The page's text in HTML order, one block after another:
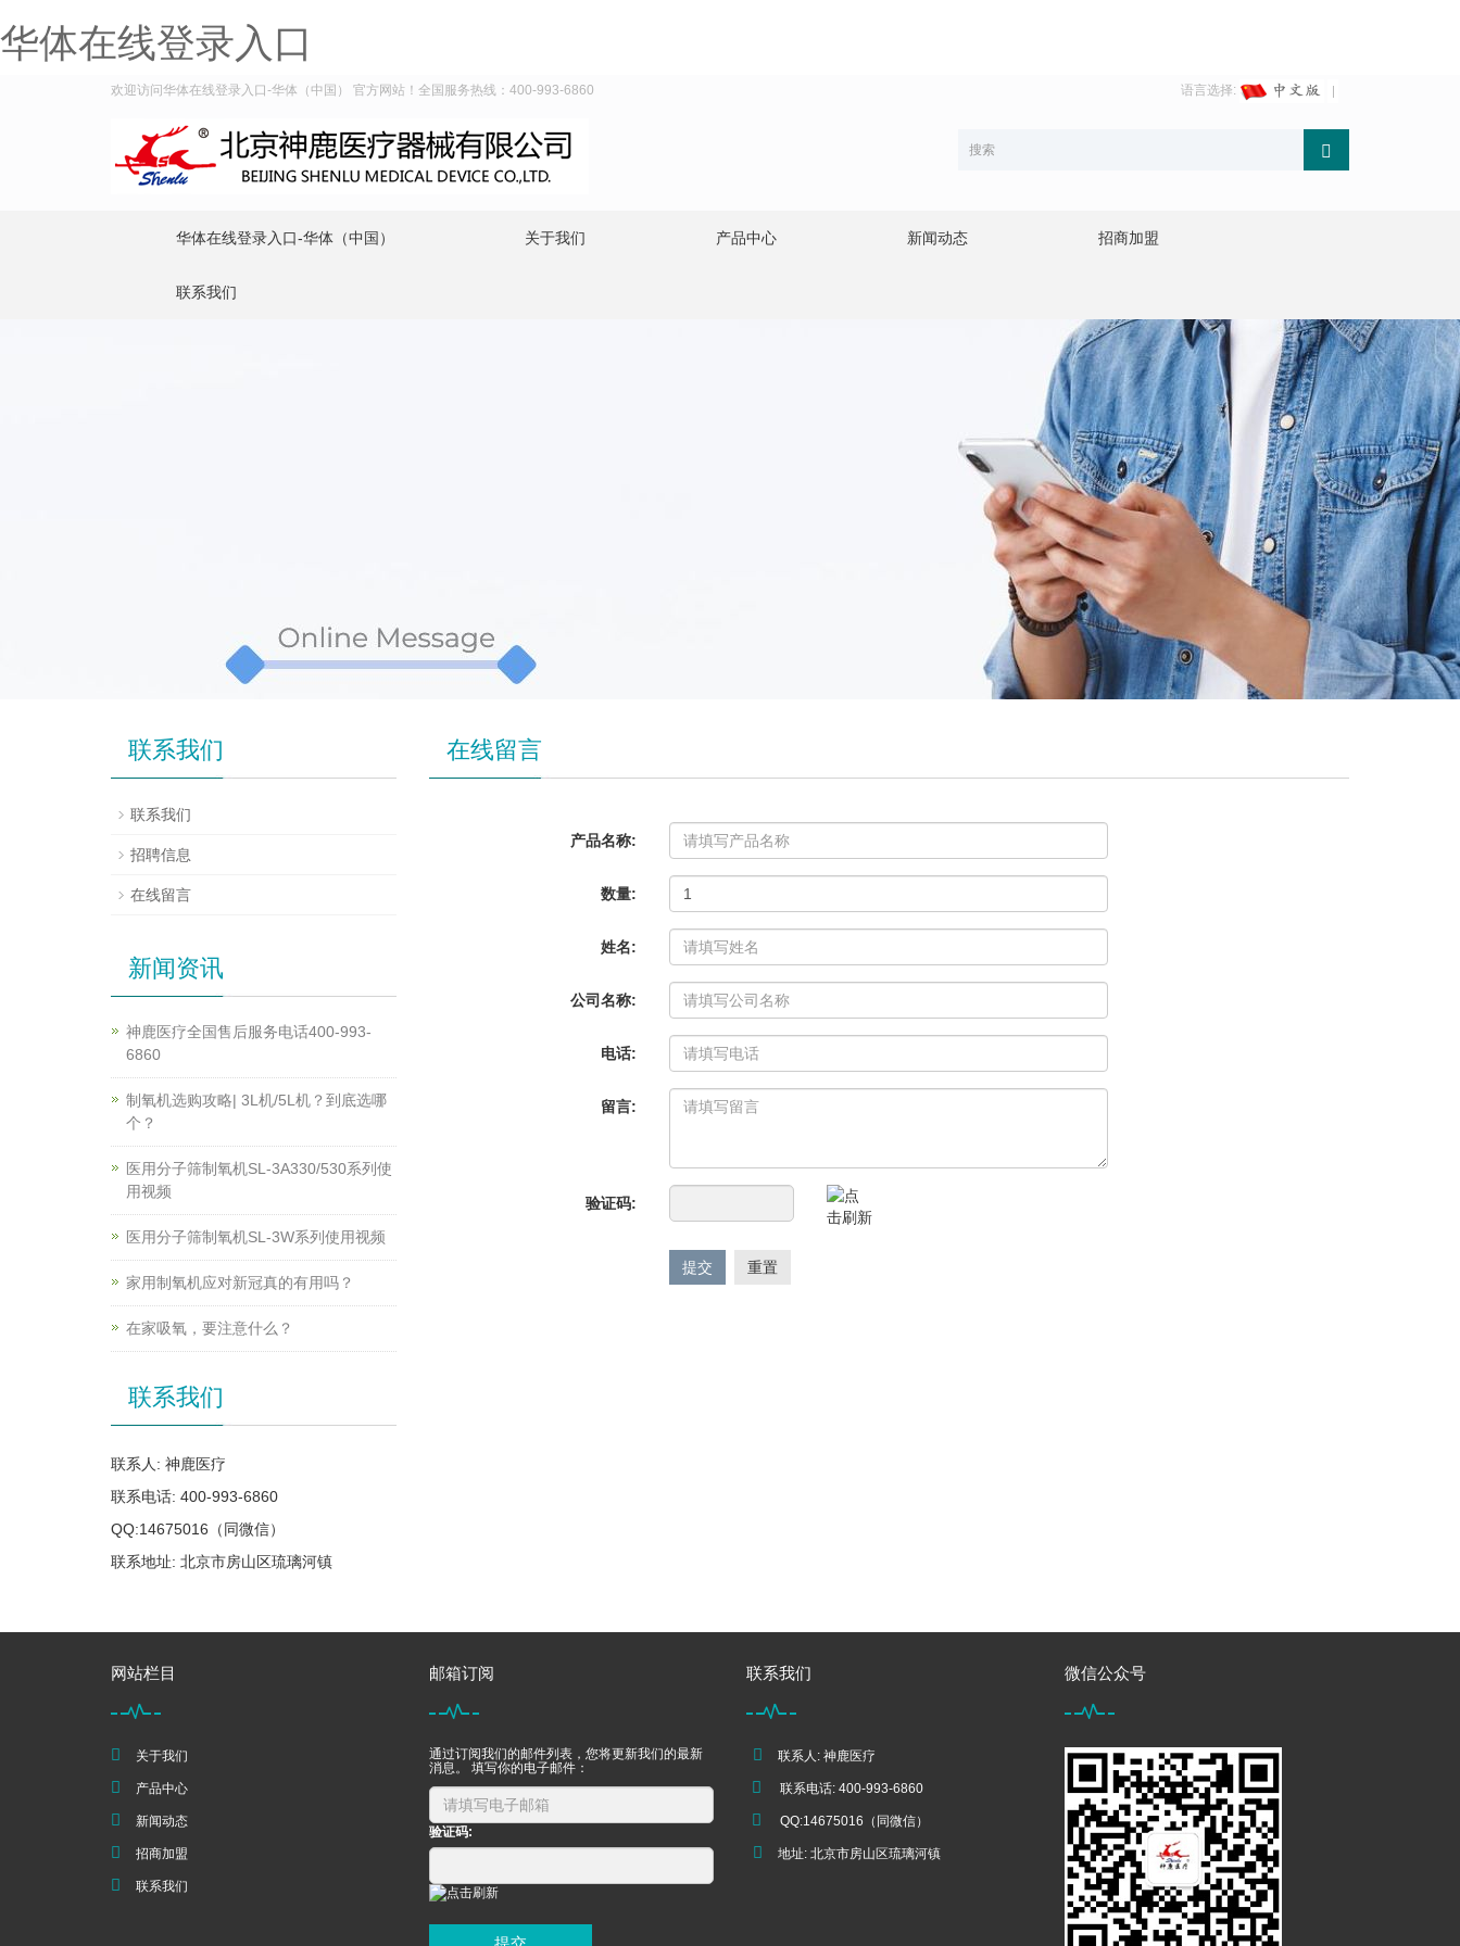
华体在线登录入口
欢迎访问华体在线登录入口-华体（中国） 官方网站！全国服务热线：400-993-6860 语言选择:
华体在线登录入口-华体（中国） 关于我们 产品中心 新闻动态 招商加盟
联系我们
在线留言
产品名称:
数量:
姓名:
公司名称:
电话:
留言:
验证码:
提交 重置
联系我们
联系我们
招聘信息
在线留言
新闻资讯
神鹿医疗全国售后服务电话400-993-
6860
制氧机选购攻略| 3L机/5L机？到底选哪
个？
医用分子筛制氧机SL-3A330/530系列使
用视频
医用分子筛制氧机SL-3W系列使用视频
家用制氧机应对新冠真的有用吗？
在家吸氧，要注意什么？
联系我们
联系人: 神鹿医疗
联系电话: 400-993-6860
QQ:14675016（同微信）
联系地址: 北京市房山区琉璃河镇
网站栏目
关于我们
产品中心
新闻动态
招商加盟
联系我们
邮箱订阅
通过订阅我们的邮件列表，您将更新我们的最新
消息。 填写你的电子邮件：
验证码:
联系我们
联系人: 神鹿医疗
联系电话: 400-993-6860
QQ:14675016（同微信）
地址: 北京市房山区琉璃河镇
微信公众号